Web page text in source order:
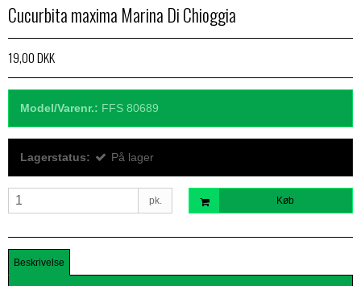
Cucurbita maxima Marina Di Chioggia
19,00 DKK
Model/Varenr.: FFS 80689
Lagerstatus: På lager
pk. Køb
Beskrivelse